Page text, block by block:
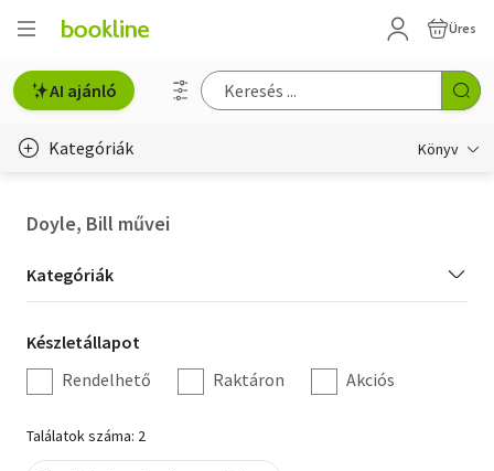
Üres
AI ajánló
Kategóriák Könyv
Hobbi, szabadidő
Irodalom
Művészet
Doyle, Bill művei
Kategória
szűrés
Kategóriák
Készletállapot
szűrés
Készletállapot
Rendelhető
Raktáron Akciós
Találatok száma: 2